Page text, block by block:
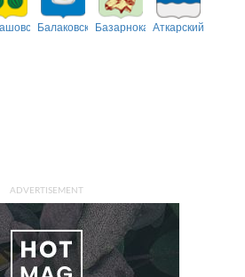
БалаковскийБазарнокарабулакский
Аткарский
ADVERTISEMENT